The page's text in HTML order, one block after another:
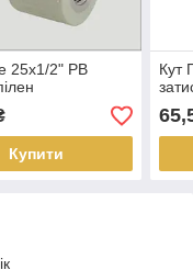
25х1/2" РВ
Купити
Кут